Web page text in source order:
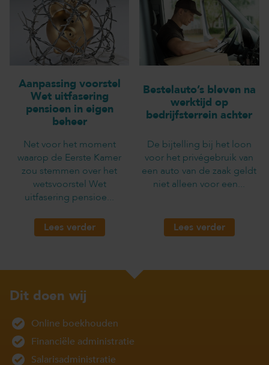
Aanpassing voorstel
Wet uitfasering
pensioen in eigen
beheer
Net voor het moment
waarop de Eerste Kamer
zou stemmen over het
wetsvoorstel Wet
uitfasering pensioe...
Lees verder
Bestelauto’s bleven na
werktijd op
bedrijfsterrein achter
De bijtelling bij het loon
voor het privégebruik van
een auto van de zaak geldt
niet alleen voor een...
Lees verder
Dit doen wij
Online boekhouden
Financiële administratie
Salarisadministratie